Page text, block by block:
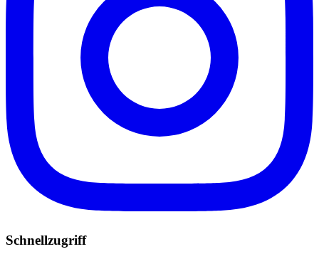
Schnellzugriff